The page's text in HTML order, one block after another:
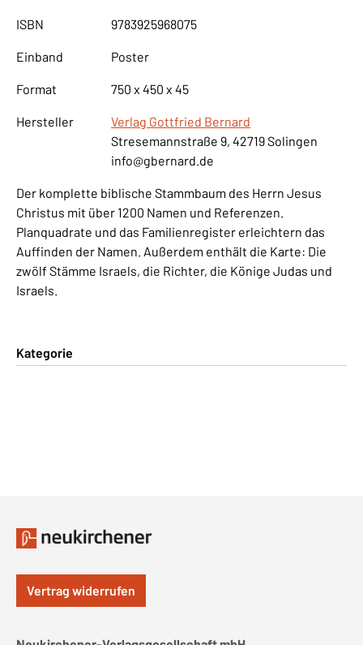
ISBN 9783925968075
Einband Poster
Format 750 x 450 x 45
Hersteller
Verlag Gottfried Bernard
Stresemannstraße 9, 42719 Solingen
info@gbernard.de
Der komplette biblische Stammbaum des Herrn Jesus
Christus mit über 1200 Namen und Referenzen.
Planquadrate und das Familienregister erleichtern das
Auffinden der Namen. Außerdem enthält die Karte: Die
zwölf Stämme Israels, die Richter, die Könige Judas und
Israels.
Kategorie
Vertrag widerrufen